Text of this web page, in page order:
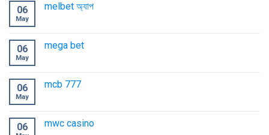
06
May
melbet অ্যাপ
06
May
mega bet
06
May
mcb 777
06 mwc casino